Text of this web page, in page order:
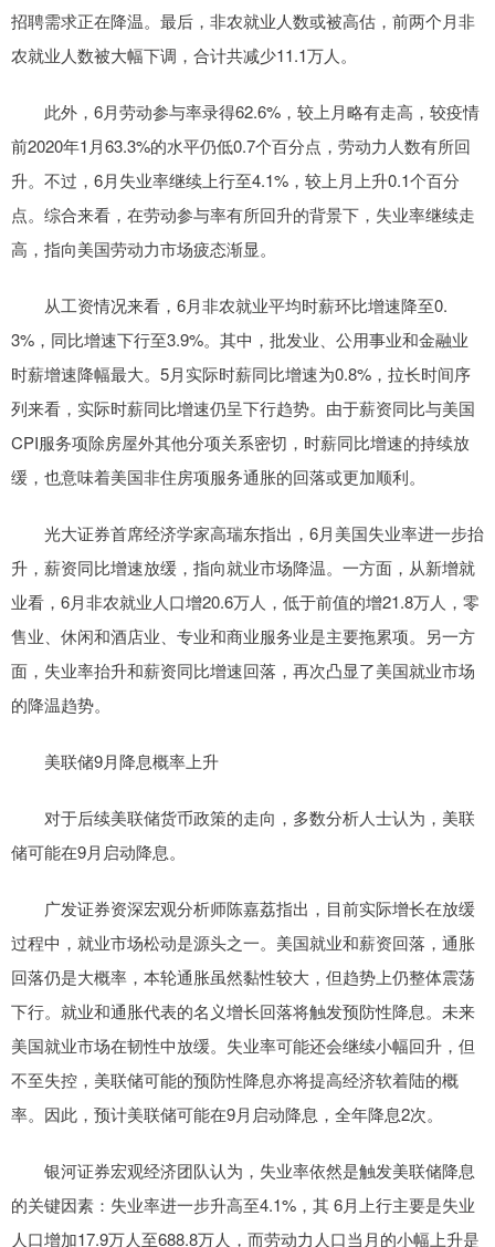
招聘需求正在降温。最后，非农就业人数或被高估，前两个月非
农就业人数被大幅下调，合计共减少11.1万人。
此外，6月劳动参与率录得62.6%，较上月略有走高，较疫情
前2020年1月63.3%的水平仍低0.7个百分点，劳动力人数有所回
升。不过，6月失业率继续上行至4.1%，较上月上升0.1个百分
点。综合来看，在劳动参与率有所回升的背景下，失业率继续走
高，指向美国劳动力市场疲态渐显。
从工资情况来看，6月非农就业平均时薪环比增速降至0.
3%，同比增速下行至3.9%。其中，批发业、公用事业和金融业
时薪增速降幅最大。5月实际时薪同比增速为0.8%，拉长时间序
列来看，实际时薪同比增速仍呈下行趋势。由于薪资同比与美国
CPI服务项除房屋外其他分项关系密切，时薪同比增速的持续放
缓，也意味着美国非住房项服务通胀的回落或更加顺利。
光大证券首席经济学家高瑞东指出，6月美国失业率进一步抬
升，薪资同比增速放缓，指向就业市场降温。一方面，从新增就
业看，6月非农就业人口增20.6万人，低于前值的增21.8万人，零
售业、休闲和酒店业、专业和商业服务业是主要拖累项。另一方
面，失业率抬升和薪资同比增速回落，再次凸显了美国就业市场
的降温趋势。
美联储9月降息概率上升
对于后续美联储货币政策的走向，多数分析人士认为，美联
储可能在9月启动降息。
广发证券资深宏观分析师陈嘉荔指出，目前实际增长在放缓
过程中，就业市场松动是源头之一。美国就业和薪资回落，通胀
回落仍是大概率，本轮通胀虽然黏性较大，但趋势上仍整体震荡
下行。就业和通胀代表的名义增长回落将触发预防性降息。未来
美国就业市场在韧性中放缓。失业率可能还会继续小幅回升，但
不至失控，美联储可能的预防性降息亦将提高经济软着陆的概
率。因此，预计美联储可能在9月启动降息，全年降息2次。
银河证券宏观经济团队认为，失业率依然是触发美联储降息
的关键因素：失业率进一步升高至4.1%，其 6月上行主要是失业
人口增加17.9万人至688.8万人，而劳动力人口当月的小幅上升是